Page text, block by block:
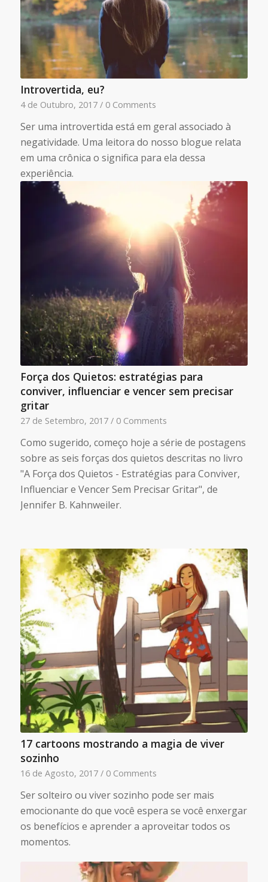
Introvertida, eu?
4 de Outubro, 2017 / 0 Comments
Ser uma introvertida está em geral associado à
negatividade. Uma leitora do nosso blogue relata
em uma crônica o significa para ela dessa
experiência.
Força dos Quietos: estratégias para
conviver, influenciar e vencer sem precisar
gritar
27 de Setembro, 2017 / 0 Comments
Como sugerido, começo hoje a série de postagens
sobre as seis forças dos quietos descritas no livro
"A Força dos Quietos - Estratégias para Conviver,
Influenciar e Vencer Sem Precisar Gritar", de
Jennifer B. Kahnweiler.
17 cartoons mostrando a magia de viver
sozinho
16 de Agosto, 2017 / 0 Comments
Ser solteiro ou viver sozinho pode ser mais
emocionante do que você espera se você enxergar
os benefícios e aprender a aproveitar todos os
momentos.